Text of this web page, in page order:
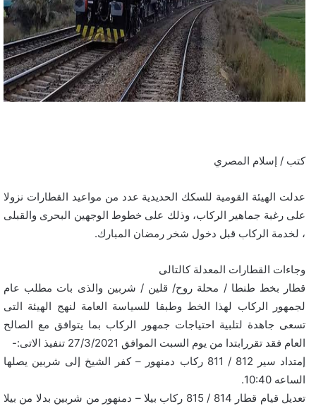
كتب / إسلام المصري
عدلت الهيئة القومية للسكك الحديدية عدد من مواعيد القطارات نزولا
على رغبة جماهير الركاب، وذلك على خطوط الوجهين البحرى والقبلى
، لخدمة الركاب قبل دخول شخر رمضان المبارك.
وجاءات القطارات المعدلة كالتالى
قطار بخط طنطا / محلة روح/ قلين / شربين والذى بات مطلب عام
لجمهور الركاب لهذا الخط وطبقا للسياسة العامة لنهج الهيئة التى
تسعى جاهدة لتلبية احتياجات جمهور الركاب بما يتوافق مع الصالح
العام فقد تقررابتدا من يوم السبت الموافق 27/3/2021 تنفيذ الاتى:-
إمتداد سير 812 / 811 ركاب دمنهور – كفر الشيخ إلى شربين يصلها
الساعه 10:40.
تعديل قيام قطار 814 / 815 ركاب بيلا – دمنهور من شربين بدلا من بيلا